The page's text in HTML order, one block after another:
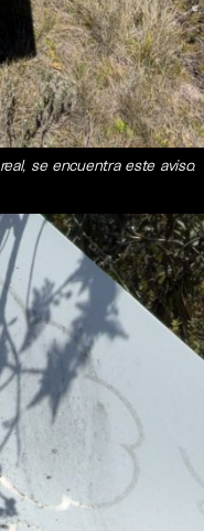
se encuentra este aviso.